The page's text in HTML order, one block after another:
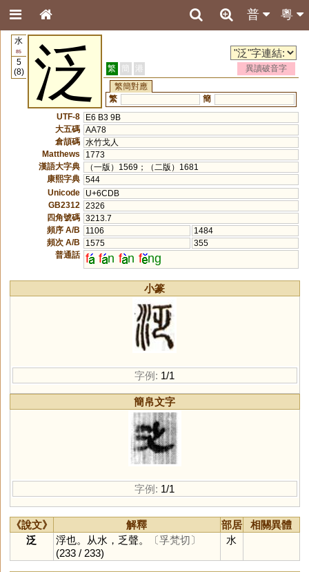
粵
普
水
85
5
(8)
泛 繁 簡 港
異讀破音字
繁簡對應
繁
簡
UTF-8
E6 B3 9B
大五碼 AA78
倉頡碼 水竹戈人
Matthews
1773
漢語大字典
（一版）1569；（二版）1681
康熙字典 544
Unicode
U+6CDB
GB2312
2326
四角號碼 3213.7
頻序 A/B
1106
1484
頻次 A/B
1575
355
普通話 f f n f n f ng
小篆
字例: 1/1
簡帛文字
字例: 1/1
《說文》 解釋 部居
相關異體
泛
浮也。从水，乏聲。
〔孚梵切〕
(233 / 233)
水